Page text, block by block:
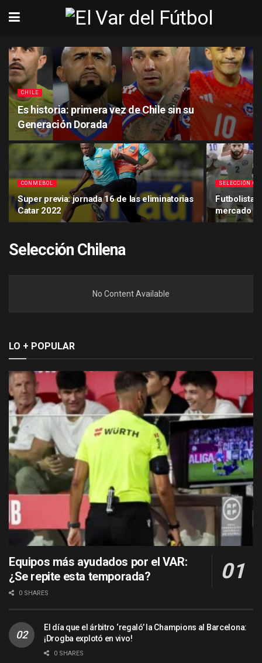
CHILE
Es historia: primera vez de Chile sin su
Generación Dorada
CONMEBOL
Super previa: jornada 16 de las eliminatorias
Catar 2022
SELECCIÓN
mercado
Selección Chilena
No Content Available
LO + POPULAR
Equipos más ayudados por el VAR:
¿Se repite esta temporada?
0 SHARES
El día que el árbitro ‘regaló’ la Champions al Barcelona:
¡Drogba explotó en vivo!
0 SHARES